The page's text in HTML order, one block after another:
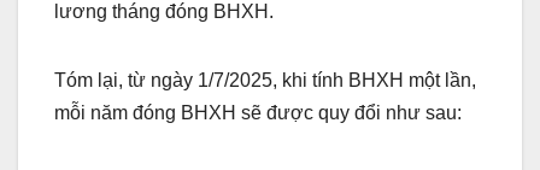
lương tháng đóng BHXH.
Tóm lại, từ ngày 1/7/2025, khi tính BHXH một lần,
mỗi năm đóng BHXH sẽ được quy đổi như sau: